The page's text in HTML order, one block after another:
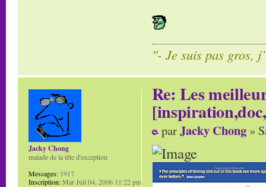
"- Je suis pas gros,
Re: Les
parJacky Chong »
Jacky Chong
malade de la tête d'exception
Messages: 1917
Inscription:Mar Juil 04, 2006 11:22 pm